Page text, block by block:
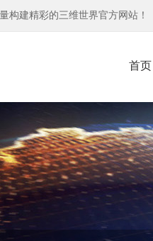
构建精彩的三维世界官方网站！
首页